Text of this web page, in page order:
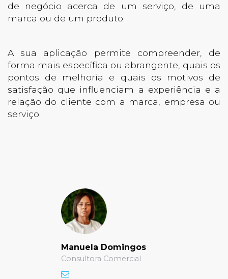
de negócio acerca de um serviço, de uma
marca ou de um produto.
A sua aplicação permite compreender, de
forma mais específica ou abrangente, quais os
pontos de melhoria e quais os motivos de
satisfação que influenciam a experiência e a
relação do cliente com a marca, empresa ou
serviço.
Manuela Domingos
Consultora Comercial